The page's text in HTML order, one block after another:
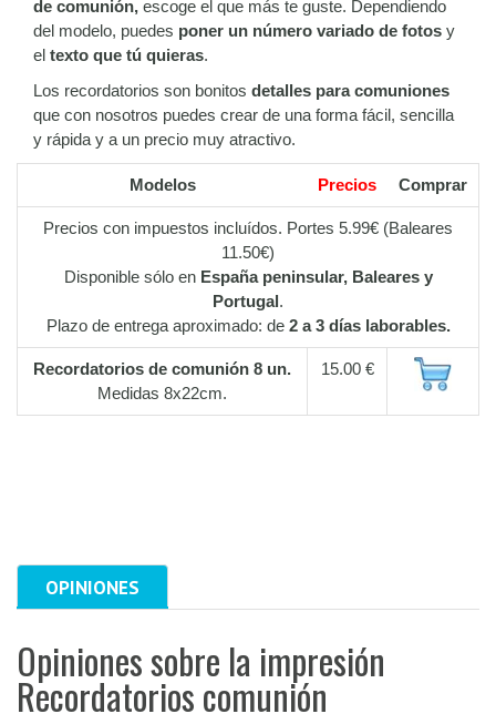
de comunión, escoge el que más te guste. Dependiendo
del modelo, puedes poner un número variado de fotos y
el texto que tú quieras.
Los recordatorios son bonitos detalles para comuniones
que con nosotros puedes crear de una forma fácil, sencilla
y rápida y a un precio muy atractivo.
Modelos Precios Comprar
Precios con impuestos incluídos. Portes 5.99€ (Baleares
11.50€)
Disponible sólo en España peninsular, Baleares y
Portugal.
Plazo de entrega aproximado: de 2 a 3 días laborables.
Recordatorios de comunión 8 un.
Medidas 8x22cm.
15.00 €
OPINIONES
Opiniones sobre la impresión
Recordatorios comunión